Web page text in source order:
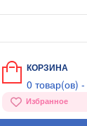
КОРЗИНА
0 товар(ов) -
Избранное